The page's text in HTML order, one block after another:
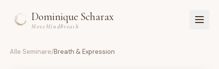
Dominique Scharax
MoveMindBreath
Alle Seminare/Breath & Expression